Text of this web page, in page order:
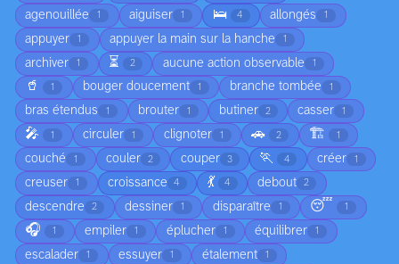
agenouillée 1 aiguiser 1 🛌 4 allongés 1
appuyer 1 appuyer la main sur la hanche 1
archiver 1 ⏳ 2 aucune action observable 1
🥤 1 bouger doucement 1 branche tombée 1
bras étendus 1 brouter 1 butiner 2 casser 1
🎤 1 circuler 1 clignoter 1 🚗 2 🏗️ 1
couché 1 couler 2 couper 3 🏃 4 créer 1
creuser 1 croissance 4 💃 4 debout 2
descendre 2 dessiner 1 disparaître 1 😴 1
🎧 1 empiler 1 éplucher 1 équilibrer 1
escalader 1 essuyer 1 étalement 1